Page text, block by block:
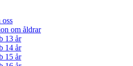
om åldrar
13 år
14 år
15 år